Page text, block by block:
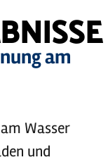
am
Wasser
und